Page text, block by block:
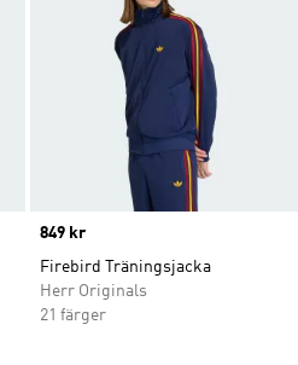
Price
849 kr
Firebird Träningsjacka
Herr Originals
21 färger